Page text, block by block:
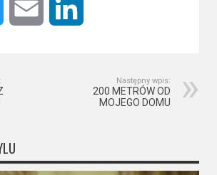
Twitter Email
Następny wpis:
200 METRÓW OD
MOJEGO DOMU